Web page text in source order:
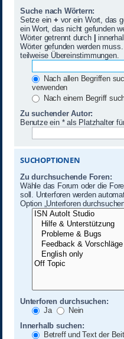
Suche nach Wörtern:
Setze ein + vor ein Wort, das
ein Wort, das nicht gefunden
Wörter getrennt durch |
Wörter gefunden werden
teilweise Übereinstimmungen.
Nach allen Begriffen
verwenden
Nach einem Begriff
Zu suchender Autor:
Benutze ein * als Platzhalter
SUCHOPTIONEN
Zu durchsuchende Foren:
Wähle das Forum oder die
soll. Unterforen werden
Option „Unterforen
Unterforen durchsuchen:
Ja
Nein
Innerhalb suchen:
Betreff und Text der